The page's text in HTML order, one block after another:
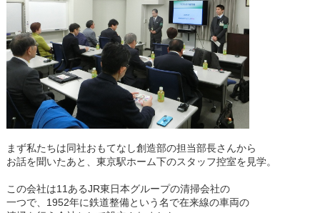
まず私たちは同社おもてなし創造部の担当部長さんから
お話を聞いたあと、東京駅ホーム下のスタッフ控室を見学。
この会社は11あるJR東日本グループの清掃会社の
一つで、1952年に鉄道整備という名で在来線の車両の